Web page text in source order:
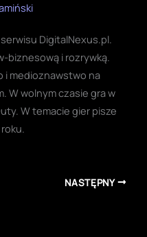
DigitalNexus.pl.
biznesową i rozrywką.
i medioznawstwo na
W wolnym czasie gra w
W temacie gier pisze
NASTĘPNY